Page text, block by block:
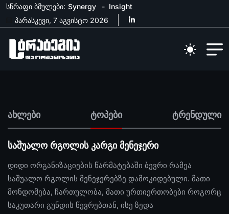
სწრაფი ბმულები: Synergy
Insight
პარასკევი, 7 აგვისტო 2026
ახლები ტოპები ტრენდული
საშუალო რგოლის კარგი მენეჯერი
დიდი ორგანიზაციების წარმატებაში ბევრი რამეა
საშუალო რგოლის მენეჯერებზე დამოკიდებული. მათი
მონდომება, ჩართულობა, მათი ურთიერთობები როგორც
საკუთარი გუნდის წევრებთან, ისე ზედა